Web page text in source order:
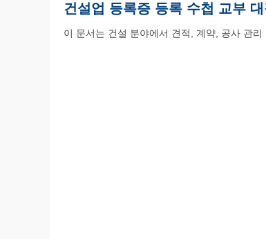
건설업 등록증 등록 수첩 교부
이 문서는 건설 분야에서 견적, 계약, 공사 관